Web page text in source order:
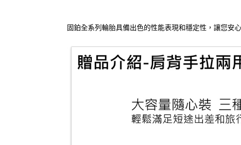
固鉑全系列輪胎具備出色的性能表現和穩定性，讓您安